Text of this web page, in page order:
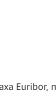
Euribor,